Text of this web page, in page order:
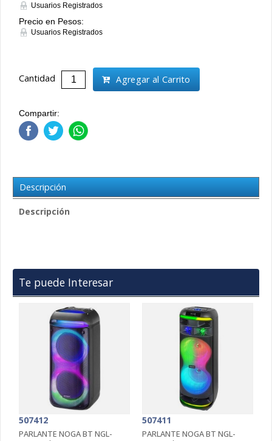
Usuarios Registrados
Precio en Pesos:
Usuarios Registrados
Cantidad Agregar al Carrito
Compartir:
Descripción
Descripción
Te puede Interesar
507412
PARLANTE NOGA BT NGL-
507411
PARLANTE NOGA BT NGL-